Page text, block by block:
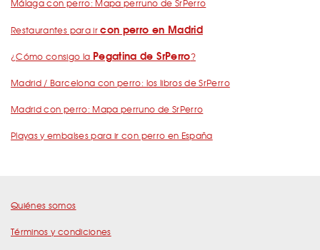
Málaga con perro: Mapa perruno de SrPerro
Restaurantes para ircon perro en Madrid
¿Cómo consigo la Pegatina de SrPerro?
Madrid / Barcelona con perro: los libros de SrPerro
Madrid con perro: Mapa perruno de SrPerro
Playas y embalses para ir con perro en España
Quiénes somos
Términos y condiciones